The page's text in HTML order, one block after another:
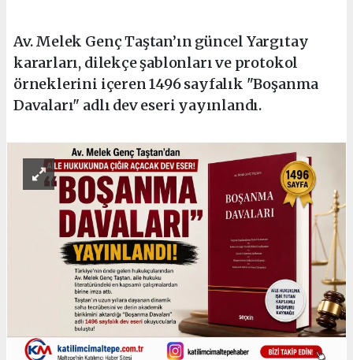
Av. Melek Genç Taştan’ın güncel Yargıtay
kararları, dilekçe şablonları ve protokol
örneklerini içeren 1496 sayfalık "Boşanma
Davaları" adlı dev eseri yayınlandı.